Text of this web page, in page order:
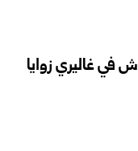
في غاليري زوايا